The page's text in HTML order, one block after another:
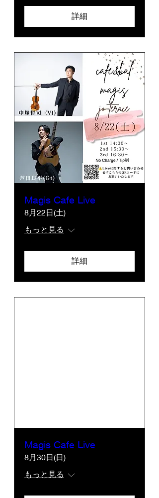
詳細
Magis Cafe Live
8月22日(土)
もっと見る
詳細
Magis Cafe Live
8月30日(日)
もっと見る